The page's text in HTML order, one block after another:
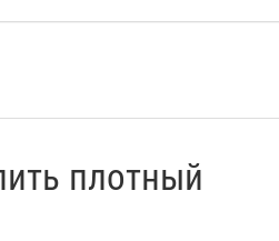
плотный